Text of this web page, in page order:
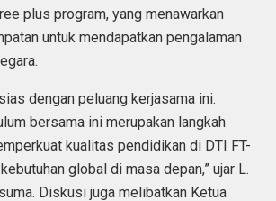
plus program, yang menawarkan
untuk mendapatkan pengalaman
dengan peluang kerjasama ini.
bersama ini merupakan langkah
kualitas pendidikan di DTI FT-
global di masa depan,” ujar L.
Diskusi juga melibatkan Ketua